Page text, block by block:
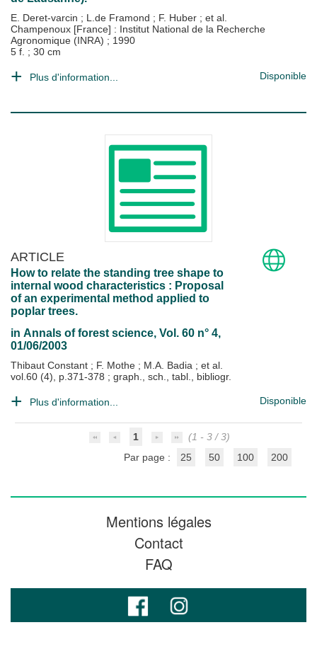
E. Deret-varcin ; L.de Framond ; F. Huber ; et al.
Champenoux [France] : Institut National de la Recherche
Agronomique (INRA) ; 1990
5 f. ; 30 cm
Plus d'information... Disponible
ARTICLE
How to relate the standing tree shape to
internal wood characteristics : Proposal
of an experimental method applied to
poplar trees.
in Annals of forest science, Vol. 60 n° 4,
01/06/2003
Thibaut Constant ; F. Mothe ; M.A. Badia ; et al.
vol.60 (4), p.371-378 ; graph., sch., tabl., bibliogr.
Plus d'information... Disponible
1
(1 - 3 / 3)
Par page :
25 50 100 200
Mentions légales
Contact
FAQ